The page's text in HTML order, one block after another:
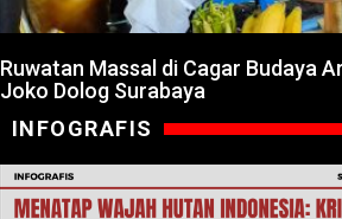
Ruwatan Massal di Cagar Budaya
Joko Dolog Surabaya
INFOGRAFIS